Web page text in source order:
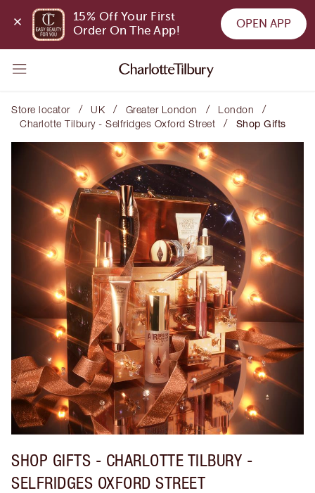
15% Off Your First
Order On The App!
OPEN APP
Store locator / UK / Greater London / London /
Charlotte Tilbury - Selfridges Oxford Street / Shop Gifts
SHOP GIFTS - CHARLOTTE TILBURY -
SELFRIDGES OXFORD STREET